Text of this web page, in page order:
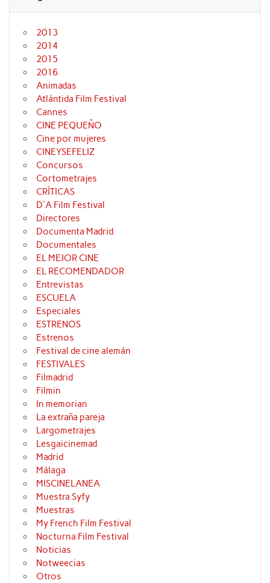
2013
2014
2015
2016
Animadas
Atlántida Film Festival
Cannes
CINE PEQUEÑO
Cine por mujeres
CINEYSEFELIZ
Concursos
Cortometrajes
CRÍTICAS
D'A Film Festival
Directores
Documenta Madrid
Documentales
EL MEJOR CINE
EL RECOMENDADOR
Entrevistas
ESCUELA
Especiales
ESTRENOS
Estrenos
Festival de cine alemán
FESTIVALES
Filmadrid
Filmin
In memorian
La extraña pareja
Largometrajes
Lesgaicinemad
Madrid
Málaga
MISCINELANEA
Muestra Syfy
Muestras
My French Film Festival
Nocturna Film Festival
Noticias
Notweecias
Otros